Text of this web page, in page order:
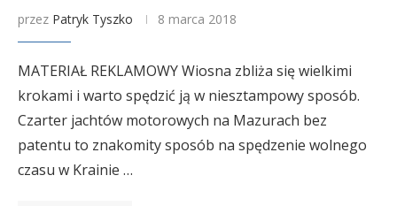
przez Patryk Tyszko 8 marca 2018
MATERIAŁ REKLAMOWY Wiosna zbliża się wielkimi
krokami i warto spędzić ją w niesztampowy sposób.
Czarter jachtów motorowych na Mazurach bez
patentu to znakomity sposób na spędzenie wolnego
czasu w Krainie …